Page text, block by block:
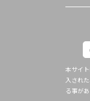
本サイ
入され
る事があ